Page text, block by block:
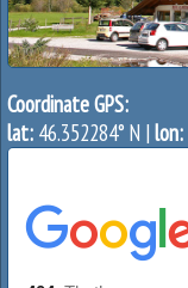
Coordinate GPS:
lat: 46.352284° N | lon: